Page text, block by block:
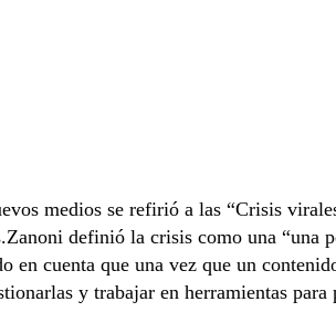
medios se refirió a las “Crisis
definió la crisis como una “una
cuenta que una vez que un
y trabajar en herramientas